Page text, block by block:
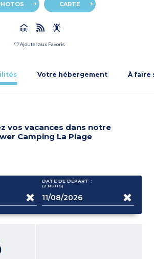
CARTE
Ajouter aux Favoris
Votre hébergement À faire
vos vacances dans notre
Camping La Plage
DATE DE DÉPART :
(2 NUITS)